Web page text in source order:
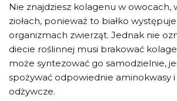
Nie znajdziesz kolagenu w owocach,
ziołach, ponieważ to białko
organizmach zwierząt. Jednak nie
diecie roślinnej musi brakować
może syntezować go samodzielnie,
spożywać odpowiednie aminokwasy i
odżywcze.